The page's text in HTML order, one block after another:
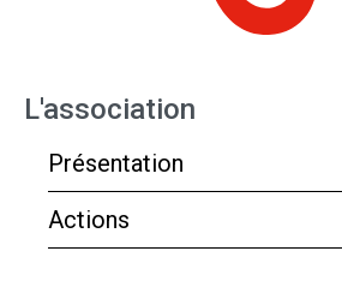
L'association
Présentation
Actions